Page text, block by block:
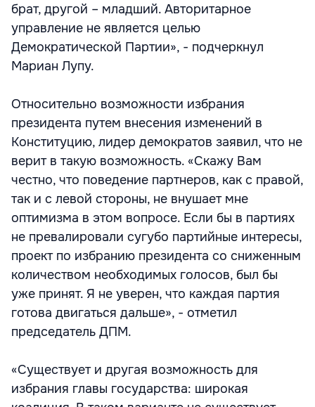
брат, другой – младший. Авторитарное
управление не является целью
Демократической Партии», - подчеркнул
Мариан Лупу.
Относительно возможности избрания
президента путем внесения изменений в
Конституцию, лидер демократов заявил, что не
верит в такую возможность. «Скажу Вам
честно, что поведение партнеров, как с правой,
так и с левой стороны, не внушает мне
оптимизма в этом вопросе. Если бы в партиях
не превалировали сугубо партийные интересы,
проект по избранию президента со сниженным
количеством необходимых голосов, был бы
уже принят. Я не уверен, что каждая партия
готова двигаться дальше», - отметил
председатель ДПМ.
«Существует и другая возможность для
избрания главы государства: широкая